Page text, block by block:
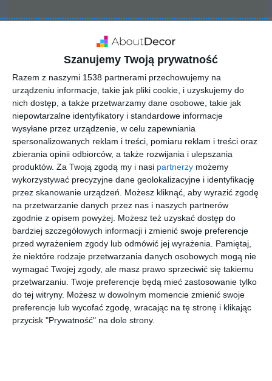
Szanujemy Twoją prywatność
Razem z naszymi 1538 partnerami przechowujemy na
urządzeniu informacje, takie jak pliki cookie, i uzyskujemy do
nich dostęp, a także przetwarzamy dane osobowe, takie jak
niepowtarzalne identyfikatory i standardowe informacje
wysyłane przez urządzenie, w celu zapewniania
spersonalizowanych reklam i treści, pomiaru reklam i treści oraz
zbierania opinii odbiorców, a także rozwijania i ulepszania
produktów. Za Twoją zgodą my i nasi partnerzy możemy
wykorzystywać precyzyjne dane geolokalizacyjne i identyfikację
przez skanowanie urządzeń. Możesz kliknąć, aby wyrazić zgodę
na przetwarzanie danych przez nas i naszych partnerów
zgodnie z opisem powyżej. Możesz też uzyskać dostęp do
bardziej szczegółowych informacji i zmienić swoje preferencje
przed wyrażeniem zgody lub odmówić jej wyrażenia.
Pamiętaj,
że niektóre rodzaje przetwarzania danych osobowych mogą nie
wymagać Twojej zgody, ale masz prawo sprzeciwić się takiemu
przetwarzaniu. Twoje preferencje będą mieć zastosowanie tylko
do tej witryny. Możesz w dowolnym momencie zmienić swoje
preferencje lub wycofać zgodę, wracając na tę stronę i klikając
przycisk "Prywatność" na dole strony.
INSPIRACJA
Stylowy salon z
betonową podłogą
Stylowy salon z betonową podłogą i telewizorem.
AUTOR: Redakcja AboutDecor
DODAJ DO ULUBIONYCH
UDOSTĘPNIJ
Komentarze ZADAJ PYTANIE